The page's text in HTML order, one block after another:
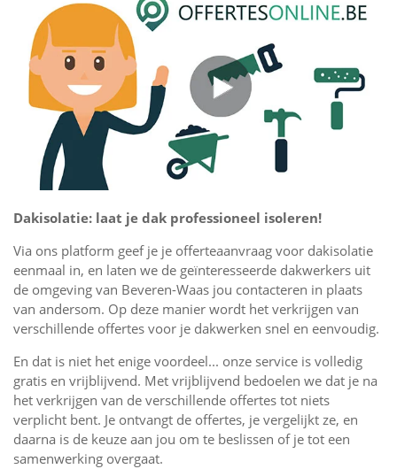
Dakisolatie: laat je dak professioneel isoleren!
Via ons platform geef je je offerteaanvraag voor dakisolatie
eenmaal in, en laten we de geïnteresseerde dakwerkers uit
de omgeving van Beveren-Waas jou contacteren in plaats
van andersom. Op deze manier wordt het verkrijgen van
verschillende offertes voor je dakwerken snel en eenvoudig.
En dat is niet het enige voordeel... onze service is volledig
gratis en vrijblijvend. Met vrijblijvend bedoelen we dat je na
het verkrijgen van de verschillende offertes tot niets
verplicht bent. Je ontvangt de offertes, je vergelijkt ze, en
daarna is de keuze aan jou om te beslissen of je tot een
samenwerking overgaat.